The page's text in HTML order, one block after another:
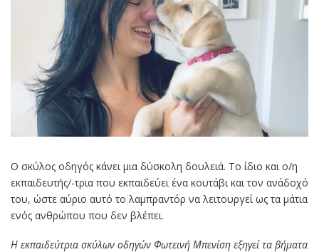
Ο σκύλος οδηγός κάνει μια δύσκολη δουλειά. Το ίδιο και ο/η
εκπαιδευτής/-τρια που εκπαιδεύει ένα κουτάβι και τον ανάδοχό
του, ώστε αύριο αυτό το λαμπραντόρ να λειτουργεί ως τα μάτια
ενός ανθρώπου που δεν βλέπει.
Η εκπαιδεύτρια σκύλων οδηγών Φωτεινή Μπενίση εξηγεί τα βήματα